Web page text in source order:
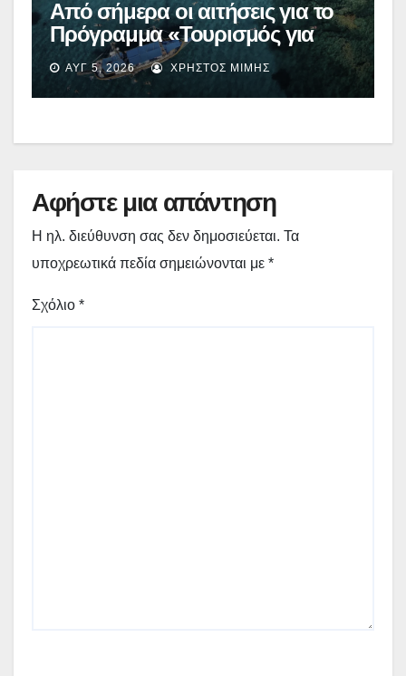
Από σήμερα οι αιτήσεις για το
Πρόγραμμα «Τουρισμός για
Όλους 2026-2027» – Πότε λήγει
η προσθεσμία
ΑΥΓ 5, 2026 ΧΡΉΣΤΟΣ ΜΊΜΗΣ
Αφήστε μια απάντηση
Η ηλ. διεύθυνση σας δεν δημοσιεύεται. Τα
υποχρεωτικά πεδία σημειώνονται με *
Σχόλιο *